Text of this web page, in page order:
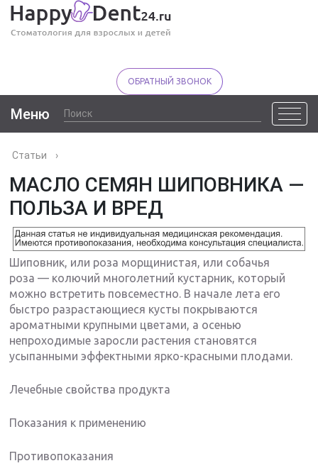
ОБРАТНЫЙ ЗВОНОК
Меню
Статьи ›
МАСЛО СЕМЯН ШИПОВНИКА —
ПОЛЬЗА И ВРЕД
Шиповник, или роза морщинистая, или собачья
роза — колючий многолетний кустарник, который
можно встретить повсеместно. В начале лета его
быстро разрастающиеся кусты покрываются
ароматными крупными цветами, а осенью
непроходимые заросли растения становятся
усыпанными эффектными ярко-красными плодами.
Лечебные свойства продукта
Показания к применению
Противопоказания